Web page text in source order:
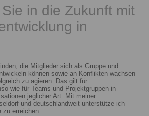
in die Zukunft mit
in
die Mitglieder sich als Gruppe und
können sowie an Konflikten wachsen
zu agieren. Das gilt für
wie für Teams und Projektgruppen in
jeglicher Art. Mit meiner
und deutschlandweit unterstütze ich
zu erreichen.